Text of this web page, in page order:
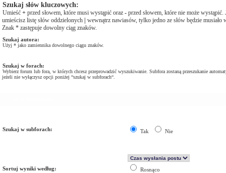
Szukaj słów kluczowych:
Umieść + przed słowem, które musi wystąpić oraz - przed słowem, które nie może wystąpić.
umieścisz listę słów oddzielonych | wewnątrz nawiasów, tylko jedno ze słów będzie musiało
Znak * zastępuje dowolny ciąg znaków.
Szukaj autora:
Użyj * jako zamiennika dowolnego ciągu znaków.
Szukaj w forach:
Wybierz forum lub fora, w których chcesz przeprowadzić wyszukiwanie. Subfora zostaną przeszukanie
jeżeli nie wyłączysz opcji poniżej “szukaj w subforach“.
Szukaj w subforach: Tak Nie
Sortuj wyniki według:
Rosnąco